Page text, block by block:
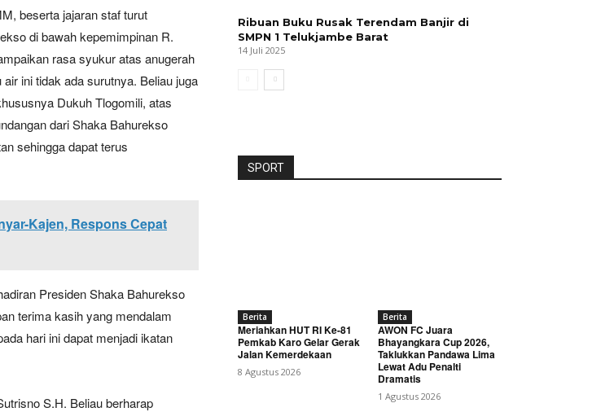
beserta jajaran staf turut
di bawah kepemimpinan R.
rasa syukur atas anugerah
ini tidak ada surutnya. Beliau juga
Dukuh Tlogomili, atas
dari Shaka Bahurekso
sehingga dapat terus
Kajen, Respons Cepat
Presiden Shaka Bahurekso
terima kasih yang mendalam
hari ini dapat menjadi ikatan
S.H. Beliau berharap
Ribuan Buku Rusak Terendam Banjir di
SMPN 1 Telukjambe Barat
14 Juli 2025
SPORT
Berita
Meriahkan HUT RI Ke-81
Pemkab Karo Gelar Gerak
Jalan Kemerdekaan
8 Agustus 2026
Berita
AWON FC Juara
Bhayangkara Cup 2026,
Taklukkan Pandawa Lima
Lewat Adu Penalti
Dramatis
1 Agustus 2026